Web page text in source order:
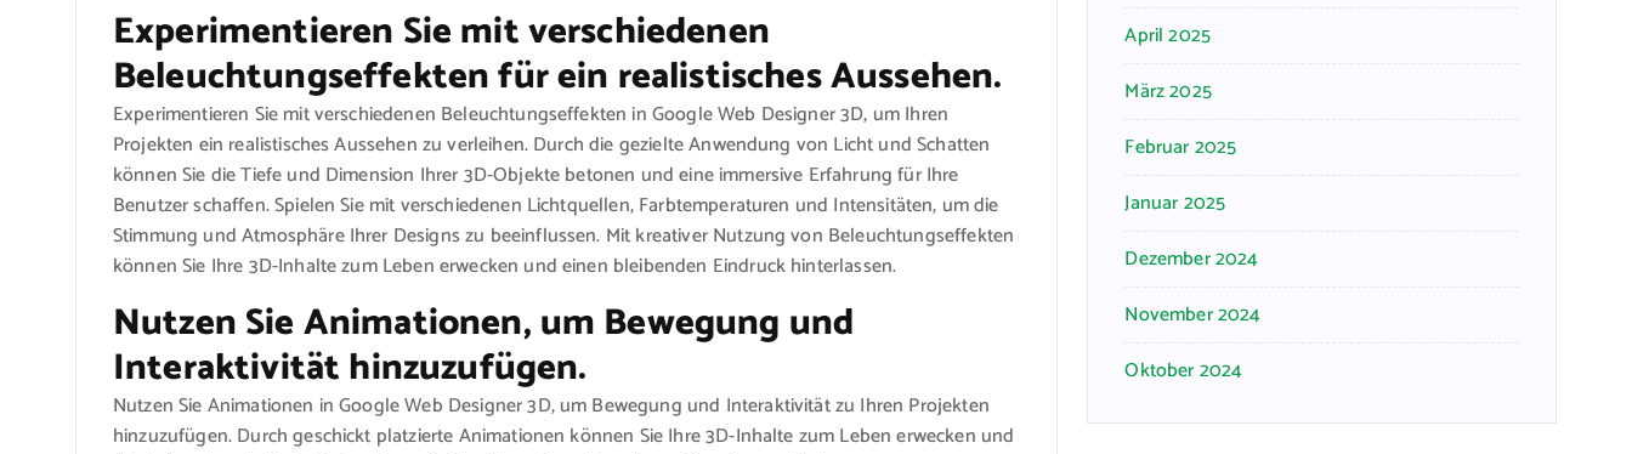
Experimentieren Sie mit verschiedenen
Beleuchtungseffekten für ein realistisches Aussehen.
Experimentieren Sie mit verschiedenen Beleuchtungseffekten in Google Web Designer 3D, um Ihren
Projekten ein realistisches Aussehen zu verleihen. Durch die gezielte Anwendung von Licht und Schatten
können Sie die Tiefe und Dimension Ihrer 3D-Objekte betonen und eine immersive Erfahrung für Ihre
Benutzer schaffen. Spielen Sie mit verschiedenen Lichtquellen, Farbtemperaturen und Intensitäten, um die
Stimmung und Atmosphäre Ihrer Designs zu beeinflussen. Mit kreativer Nutzung von Beleuchtungseffekten
können Sie Ihre 3D-Inhalte zum Leben erwecken und einen bleibenden Eindruck hinterlassen.
Nutzen Sie Animationen, um Bewegung und
Interaktivität hinzuzufügen.
Nutzen Sie Animationen in Google Web Designer 3D, um Bewegung und Interaktivität zu Ihren Projekten
hinzuzufügen. Durch geschickt platzierte Animationen können Sie Ihre 3D-Inhalte zum Leben erwecken und
April 2025
März 2025
Februar 2025
Januar 2025
Dezember 2024
November 2024
Oktober 2024